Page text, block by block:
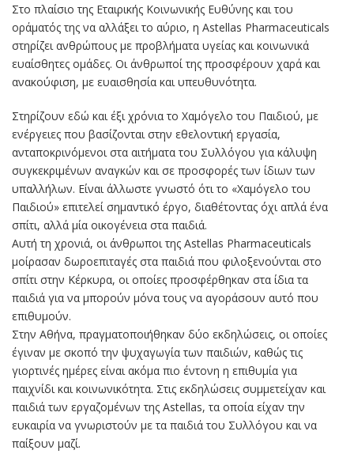
Στο πλαίσιο της Εταιρικής Κοινωνικής Ευθύνης και του
οράματός της να αλλάξει το αύριο, η Astellas Pharmaceuticals
στηρίζει ανθρώπους με προβλήματα υγείας και κοινωνικά
ευαίσθητες ομάδες. Οι άνθρωποί της προσφέρουν χαρά και
ανακούφιση, με ευαισθησία και υπευθυνότητα.
Στηρίζουν εδώ και έξι χρόνια το Χαμόγελο του Παιδιού, με
ενέργειες που βασίζονται στην εθελοντική εργασία,
ανταποκρινόμενοι στα αιτήματα του Συλλόγου για κάλυψη
συγκεκριμένων αναγκών και σε προσφορές των ίδιων των
υπαλλήλων. Είναι άλλωστε γνωστό ότι το «Χαμόγελο του
Παιδιού» επιτελεί σημαντικό έργο, διαθέτοντας όχι απλά ένα
σπίτι, αλλά μία οικογένεια στα παιδιά.
Αυτή τη χρονιά, οι άνθρωποι της Astellas Pharmaceuticals
μοίρασαν δωροεπιταγές στα παιδιά που φιλοξενούνται στο
σπίτι στην Κέρκυρα, οι οποίες προσφέρθηκαν στα ίδια τα
παιδιά για να μπορούν μόνα τους να αγοράσουν αυτό που
επιθυμούν.
Στην Αθήνα, πραγματοποιήθηκαν δύο εκδηλώσεις, οι οποίες
έγιναν με σκοπό την ψυχαγωγία των παιδιών, καθώς τις
γιορτινές ημέρες είναι ακόμα πιο έντονη η επιθυμία για
παιχνίδι και κοινωνικότητα. Στις εκδηλώσεις συμμετείχαν και
παιδιά των εργαζομένων της Astellas, τα οποία είχαν την
ευκαιρία να γνωριστούν με τα παιδιά του Συλλόγου και να
παίξουν μαζί.